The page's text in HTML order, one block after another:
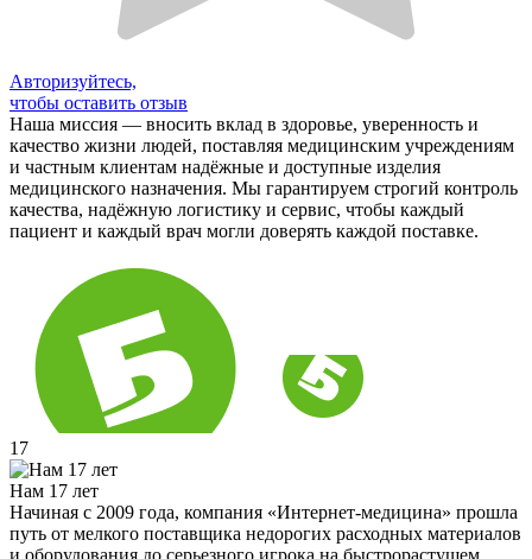
Авторизуйтесь,
чтобы оставить отзыв
Наша миссия — вносить вклад в здоровье, уверенность и
качество жизни людей, поставляя медицинским учреждениям
и частным клиентам надёжные и доступные изделия
медицинского назначения. Мы гарантируем строгий контроль
качества, надёжную логистику и сервис, чтобы каждый
пациент и каждый врач могли доверять каждой поставке.
17
Нам 17 лет
Начиная с 2009 года, компания «Интернет-медицина» прошла
путь от мелкого поставщика недорогих расходных материалов
и оборудования до серьезного игрока на быстрорастущем